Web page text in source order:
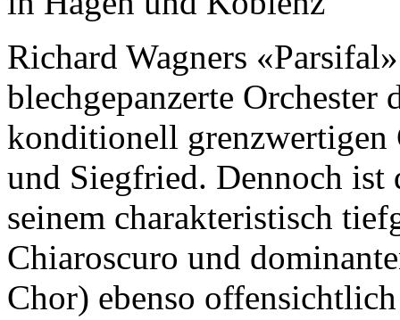
Richard Wagners
blechgepanzerte Orchester
konditionell grenzwertigen
und Siegfried. Dennoch ist
seinem charakteristisch
Chiaroscuro und
Chor) ebenso